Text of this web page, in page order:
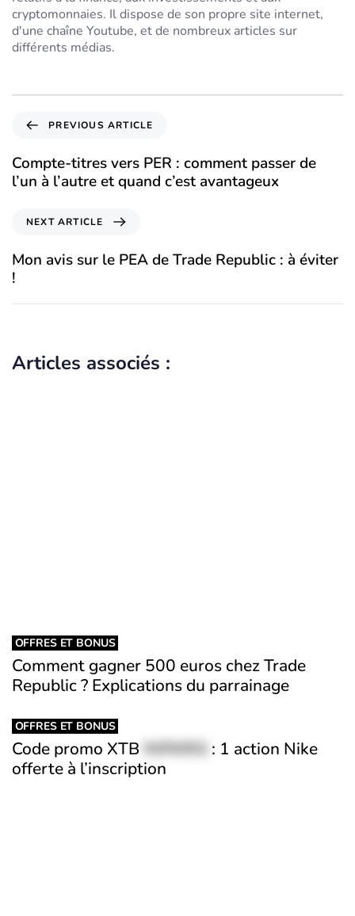
cryptomonnaies. Il dispose de son propre site internet,
d'une chaîne Youtube, et de nombreux articles sur
différents médias.
PREVIOUS ARTICLE
Compte-titres vers PER : comment passer de
l’un à l’autre et quand c’est avantageux
NEXT ARTICLE
Mon avis sur le PEA de Trade Republic : à éviter
!
Articles associés :
OFFRES ET BONUS
Comment gagner 500 euros chez Trade
Republic ? Explications du parrainage
OFFRES ET BONUS
Code promo XTB INPARIS : 1 action Nike
offerte à l’inscription